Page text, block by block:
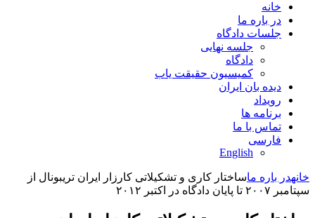
خانه
در باره ما
جلسات دادگاه
جلسه نهایی
دادگاه
کمیسیون حقیقت یاب
دیده بان ایران
رویداد
برنامه ها
تماس با ما
فارسی
English
خانهدر باره ماساختار کاری و تشکیلاتی کارزار ایران تریبونال از
سپتامبر ٢٠٠٧ تا پایان دادگاه در اکتبر ٢٠١٢